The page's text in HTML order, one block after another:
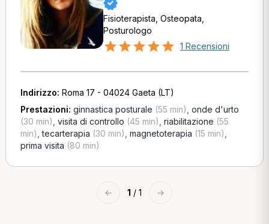
Fisioterapista, Osteopata,
Posturologo
1 Recensioni
Indirizzo: Roma 17 - 04024 Gaeta (LT)
Prestazioni: ginnastica posturale (55 min) onde d'urto
(30 min) visita di controllo (45 min) riabilitazione (55
min) ,tecarterapia (30 min) magnetoterapia (15 min)
prima visita (80 min)
← 1 / 1 →